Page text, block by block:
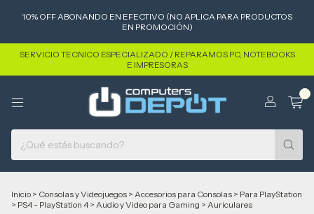
10% OFF ABONANDO EN EFECTIVO (NO APLICA PARA PRODUCTOS
EN PROMOCIÓN)
SERVICIO TECNICO ESPECIALIZADO / REPARAMOS PC, NOTEBOOKS
E IMPRESORAS
Inicio > Consolas y Videojuegos > Accesorios para Consolas > Para PlayStation
> PS4 - PlayStation 4 > Audio y Video para Gaming > Auriculares